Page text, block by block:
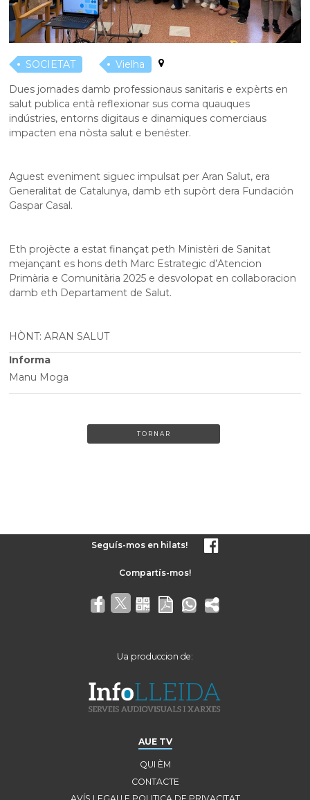
SOCIETAT
Vielha
Dues jornades damb professionaus sanitaris e expèrts en
salut publica entà reflexionar sus coma quauques
indústries, entorns digitaus e dinamiques comerciaus
impacten ena nòsta salut e benéster.
Aguest eveniment siguec impulsat per Aran Salut, era
Generalitat de Catalunya, damb eth supòrt dera Fundación
Gaspar Casal.
Eth projècte a estat finançat peth Ministèri de Sanitat
mejançant es hons deth Marc Estrategic d’Atencion
Primària e Comunitària 2025 e desvolopat en collaboracion
damb eth Departament de Salut.
HÒNT: ARAN SALUT
Informa
Manu Moga
TORNAR
Seguís-mos en hilats!
Ua produccion de:
AUE TV
QUI ÈM
CONTACTE